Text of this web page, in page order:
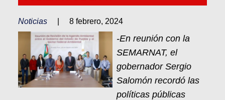
Noticias 8 febrero, 2024
-En reunión con la
SEMARNAT, el
gobernador Sergio
Salomón recordó las
políticas públicas